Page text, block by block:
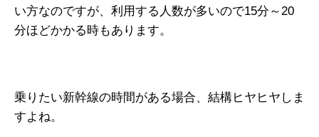
い方なのですが、利用する人数が多いので15分～20
分ほどかかる時もあります。
乗りたい新幹線の時間がある場合、結構ヒヤヒヤしま
すよね。